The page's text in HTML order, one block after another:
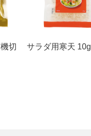
切
サラダ用寒天 10g